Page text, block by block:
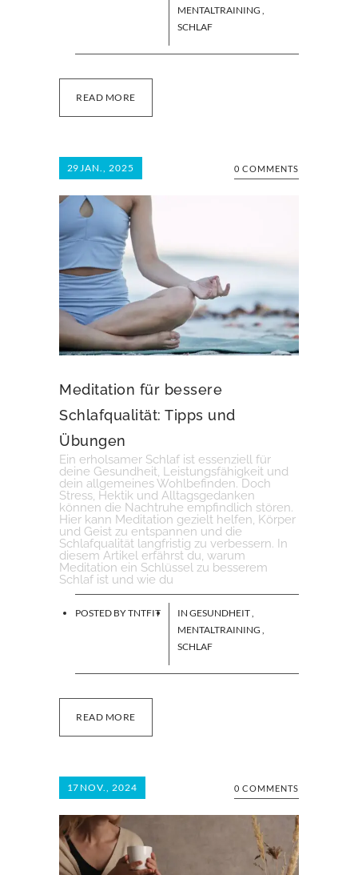
READ MORE
MENTALTRAINING
SCHLAF
29 JAN., 2025 0 COMMENTS
Meditation für bessere
Schlafqualität: Tipps und
Übungen
Ein erholsamer Schlaf ist essenziell für
deine Gesundheit, Leistungsfähigkeit und
dein allgemeines Wohlbefinden. Doch
Stress, Hektik und Alltagsgedanken
können die Nachtruhe empfindlich stören.
Hier kann Meditation gezielt helfen, Körper
und Geist zu entspannen und die
Schlafqualität langfristig zu verbessern. In
diesem Artikel erfährst du, warum
Meditation ein Schlüssel zu besserem
Schlaf ist und wie du
READ MORE
POSTED BYTNTFIT IN GESUNDHEIT
MENTALTRAINING
SCHLAF
17 NOV., 2024 0 COMMENTS